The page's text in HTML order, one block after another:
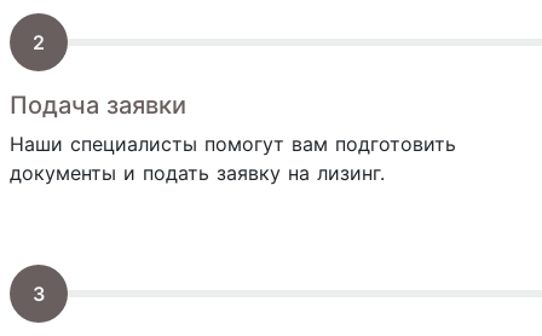
Подача заявки
Наши специалисты помогут вам подготовить
документы и подать заявку на лизинг.